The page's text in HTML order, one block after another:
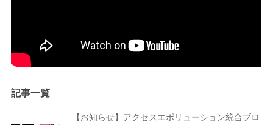
記事一覧
【お知らせ】アクセスエボリューション統合ブロ